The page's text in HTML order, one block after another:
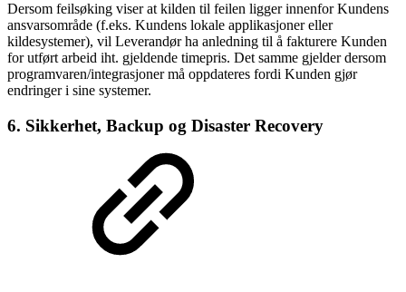
Dersom feilsøking viser at kilden til feilen ligger innenfor Kundens
ansvarsområde (f.eks. Kundens lokale applikasjoner eller
kildesystemer), vil Leverandør ha anledning til å fakturere Kunden
for utført arbeid iht. gjeldende timepris. Det samme gjelder dersom
programvaren/integrasjoner må oppdateres fordi Kunden gjør
endringer i sine systemer.
6. Sikkerhet, Backup og Disaster Recovery